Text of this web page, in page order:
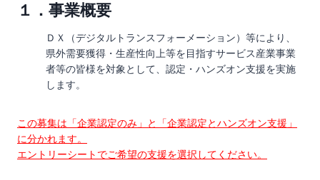
１．事業概要
ＤＸ（デジタルトランスフォーメーション）等により、
県外需要獲得・生産性向上等を目指すサービス産業事業
者等の皆様を対象として、認定・ハンズオン支援を実施
します。
この募集は「企業認定のみ」と「企業認定とハンズオン支援」
に分かれます。
エントリーシートでご希望の支援を選択してください。